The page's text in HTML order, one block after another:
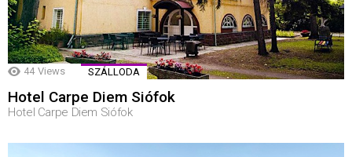
44 Views SZÁLLODA
Hotel Carpe Diem Siófok
Hotel Carpe Diem Siófok